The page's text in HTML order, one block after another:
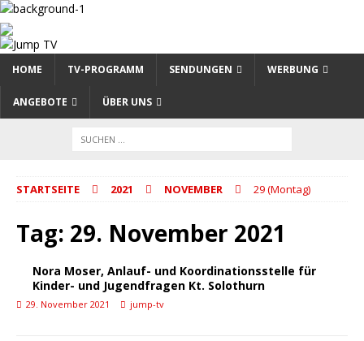
HOME TV-PROGRAMM SENDUNGEN WERBUNG
ANGEBOTE ÜBER UNS
STARTSEITE 2021 NOVEMBER 29 (Montag)
Tag: 29. November 2021
Nora Moser, Anlauf- und Koordinationsstelle für
Kinder- und Jugendfragen Kt. Solothurn
29. November 2021 jump-tv